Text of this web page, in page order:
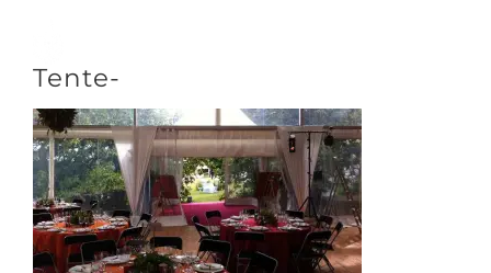
contenu
DÉCOUVRIR
VENIR
Tente-